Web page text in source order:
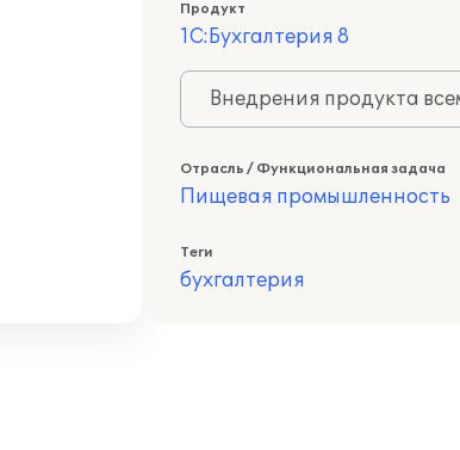
Продукт
1С:Бухгалтерия 8
Внедрения продукта
Отрасль / Функциональная задача
Пищевая промышленность
Теги
бухгалтерия